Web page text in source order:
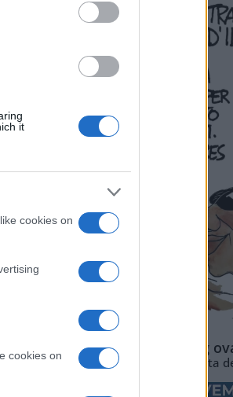
it
cookies on
cookies on
il
La standing
Vignetta